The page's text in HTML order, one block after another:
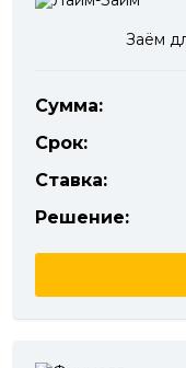
Заём
Сумма:
Срок:
Ставка:
Решение: